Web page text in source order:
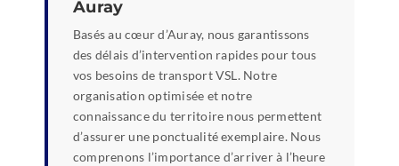
Auray
Basés au cœur d’Auray, nous garantissons
des délais d’intervention rapides pour tous
vos besoins de transport VSL. Notre
organisation optimisée et notre
connaissance du territoire nous permettent
d’assurer une ponctualité exemplaire. Nous
comprenons l’importance d’arriver à l’heure